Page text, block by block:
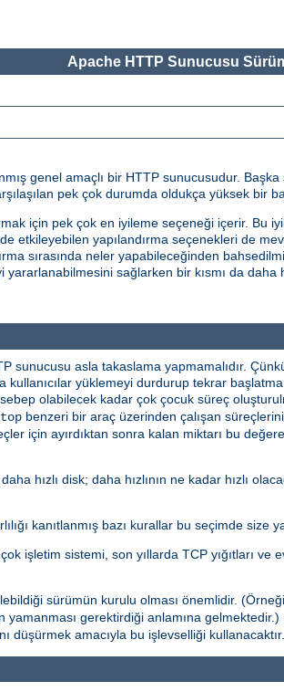
Apache HTTP Sunucusu
genel amaçlı bir HTTP sunucusudur.
pek çok durumda oldukça yüksek bir
için pek çok en iyileme seçeneği içerir. Bu
etkileyebilen yapılandırma seçenekleri de
sırasında neler yapabileceğinden
sağlarken bir kısmı da daha
asla takaslama yapmamalıdır.
yüklemeyi durdurup tekrar
olabilecek kadar çok çocuk süreç
top benzeri bir araç üzerinden çalışan
için ayırdıktan sonra kalan miktarı bu
hızlı disk; daha hızlının ne kadar hızlı
kanıtlanmış bazı kurallar bu seçimde size
işletim sistemi, son yıllarda TCP yığıtları ve
sürümün kurulu olması önemlidir.
gerektirdiği anlamına gelmektedir.)
düşürmek amacıyla bu işlevselliği kullanacaktır.